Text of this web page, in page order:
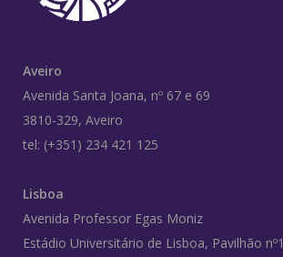
Aveiro
Avenida Santa Joana, nº 67 e 69
3810-329, Aveiro
tel: (+351) 234 421 125
Lisboa
Avenida Professor Egas Moniz
Estádio Universitário de Lisboa, Pavilhão nº1